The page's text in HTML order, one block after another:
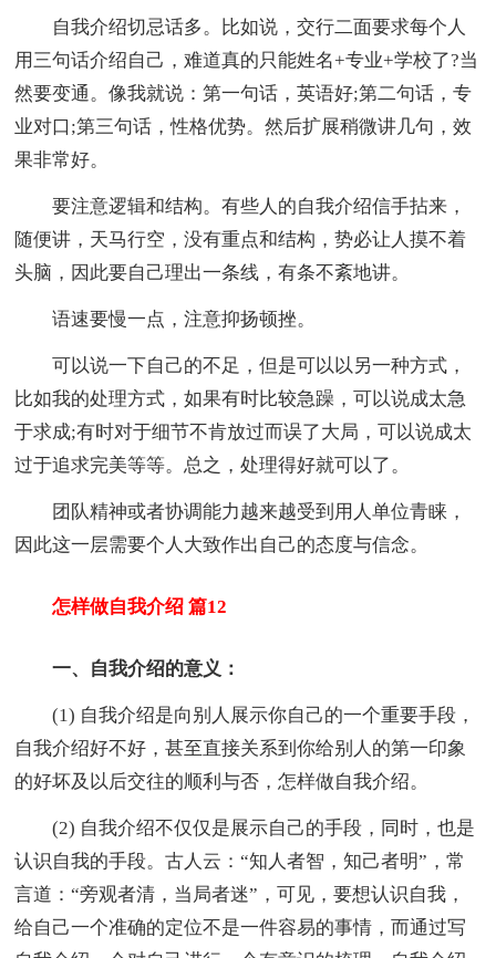
自我介绍切忌话多。比如说，交行二面要求每个人
用三句话介绍自己，难道真的只能姓名+专业+学校了?当
然要变通。像我就说：第一句话，英语好;第二句话，专
业对口;第三句话，性格优势。然后扩展稍微讲几句，效
果非常好。
要注意逻辑和结构。有些人的自我介绍信手拈来，
随便讲，天马行空，没有重点和结构，势必让人摸不着
头脑，因此要自己理出一条线，有条不紊地讲。
语速要慢一点，注意抑扬顿挫。
可以说一下自己的不足，但是可以以另一种方式，
比如我的处理方式，如果有时比较急躁，可以说成太急
于求成;有时对于细节不肯放过而误了大局，可以说成太
过于追求完美等等。总之，处理得好就可以了。
团队精神或者协调能力越来越受到用人单位青睐，
因此这一层需要个人大致作出自己的态度与信念。
怎样做自我介绍 篇12
一、自我介绍的意义：
(1) 自我介绍是向别人展示你自己的一个重要手段，
自我介绍好不好，甚至直接关系到你给别人的第一印象
的好坏及以后交往的顺利与否，怎样做自我介绍。
(2) 自我介绍不仅仅是展示自己的手段，同时，也是
认识自我的手段。古人云：“知人者智，知己者明”，常
言道：“旁观者清，当局者迷”，可见，要想认识自我，
给自己一个准确的定位不是一件容易的事情，而通过写